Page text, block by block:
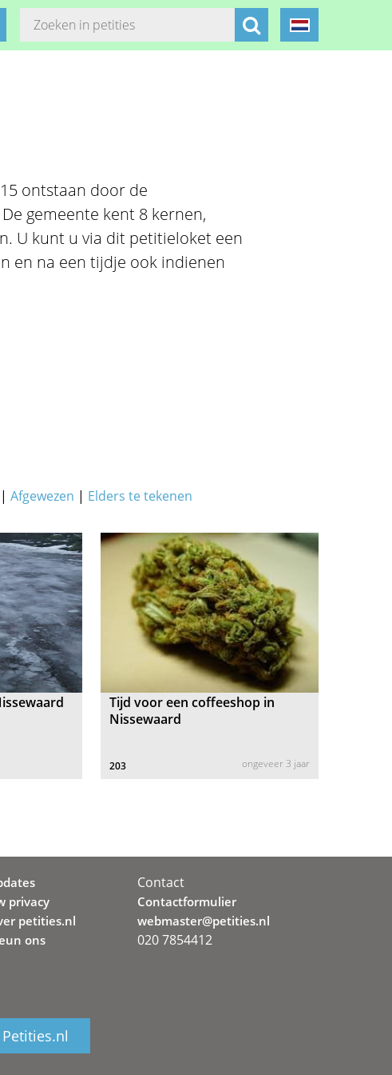
ontstaan door de
gemeente kent 8 kernen,
U kunt u via dit petitieloket een
en na een tijdje ook indienen
| Afgewezen | Elders te tekenen
Tijd voor een coffeeshop in
Nissewaard
203 ongeveer 3 jaar
privacy
petities.nl
ons
Contact
Contactformulier
webmaster@petities.nl
020 7854412